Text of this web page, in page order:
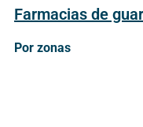
Farmacias de
Por zonas